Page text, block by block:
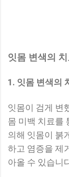
잇몸 변색의
1. 잇몸 변색의
잇몸이 검게 변
몸 미백 치료를
의해 잇몸이 붉
하고 염증을 제
아올 수 있습니